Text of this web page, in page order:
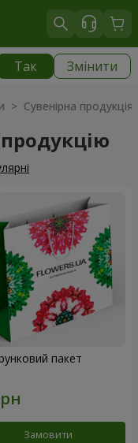
Так Змінити
> Сувенірна продукція
пакет
Замовити